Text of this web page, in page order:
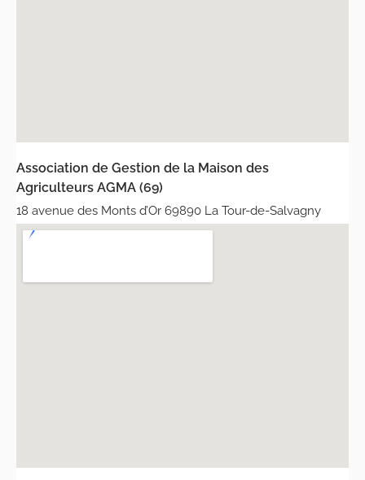
Association de Gestion de la Maison des
Agriculteurs AGMA (69)
18 avenue des Monts d’Or 69890 La Tour-de-Salvagny